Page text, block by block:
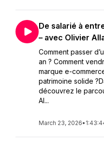
De salarié à
– avec Olivier
Comment passer
an ? Comment
marque e-
patrimoine solide
découvrez le
Al...
March 23, 2026•